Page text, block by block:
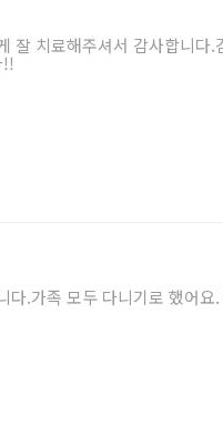
잘 치료해주셔서 감사합니다.
다.가족 모두 다니기로 했어요